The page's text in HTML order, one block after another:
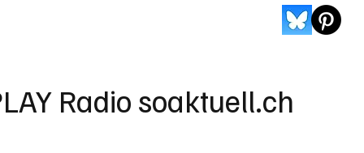
Radio soaktuell.ch